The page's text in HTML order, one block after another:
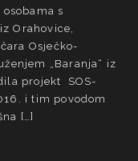
s
Orahovice,
Osječko-
„Baranja“ iz
projekt SOS-
i tim povodom
[…]